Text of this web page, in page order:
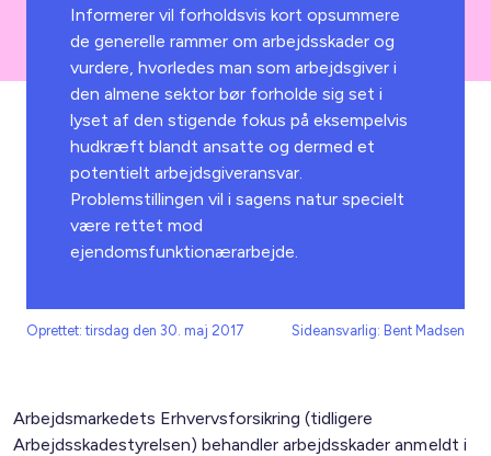
Informerer vil forholdsvis kort opsummere
de generelle rammer om arbejdsskader og
vurdere, hvorledes man som arbejdsgiver i
den almene sektor bør forholde sig set i
lyset af den stigende fokus på eksempelvis
hudkræft blandt ansatte og dermed et
potentielt arbejdsgiveransvar.
Problemstillingen vil i sagens natur specielt
være rettet mod
ejendomsfunktionærarbejde.
Oprettet: tirsdag den 30. maj 2017 Sideansvarlig: Bent Madsen
Arbejdsmarkedets Erhvervsforsikring (tidligere
Arbejdsskadestyrelsen) behandler arbejdsskader anmeldt i